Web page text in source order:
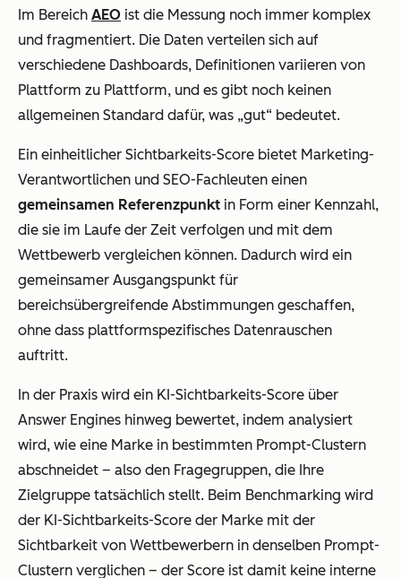
Im Bereich AEO ist die Messung noch immer komplex
und fragmentiert. Die Daten verteilen sich auf
verschiedene Dashboards, Definitionen variieren von
Plattform zu Plattform, und es gibt noch keinen
allgemeinen Standard dafür, was „gut“ bedeutet.
Ein einheitlicher Sichtbarkeits-Score bietet Marketing-
Verantwortlichen und SEO-Fachleuten einen
gemeinsamen Referenzpunkt in Form einer Kennzahl,
die sie im Laufe der Zeit verfolgen und mit dem
Wettbewerb vergleichen können. Dadurch wird ein
gemeinsamer Ausgangspunkt für
bereichsübergreifende Abstimmungen geschaffen,
ohne dass plattformspezifisches Datenrauschen
auftritt.
In der Praxis wird ein KI-Sichtbarkeits-Score über
Answer Engines hinweg bewertet, indem analysiert
wird, wie eine Marke in bestimmten Prompt-Clustern
abschneidet – also den Fragegruppen, die Ihre
Zielgruppe tatsächlich stellt. Beim Benchmarking wird
der KI-Sichtbarkeits-Score der Marke mit der
Sichtbarkeit von Wettbewerbern in denselben Prompt-
Clustern verglichen – der Score ist damit keine interne